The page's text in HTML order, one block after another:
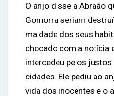
O anjo disse a Abraão
Gomorra seriam
maldade dos seus
chocado com a notícia
intercedeu pelos justos
cidades. Ele pediu ao
vida dos inocentes e o